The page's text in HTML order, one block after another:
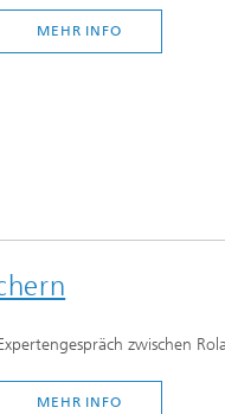
MEHR INFO
zwischen
MEHR INFO